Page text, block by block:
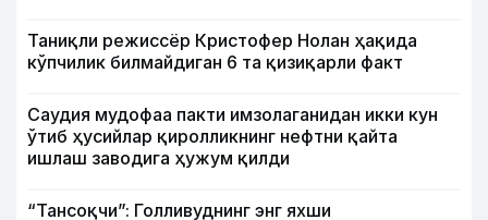
Таниқли режиссёр Кристофер Нолан ҳақида
кўпчилик билмайдиган 6 та қизиқарли факт
Саудия мудофаа пакти имзолаганидан икки кун
ўтиб ҳусийлар қиролликнинг нефтни қайта
ишлаш заводига ҳужум қилди
“Тансоқчи”: Голливуднинг энг яхши